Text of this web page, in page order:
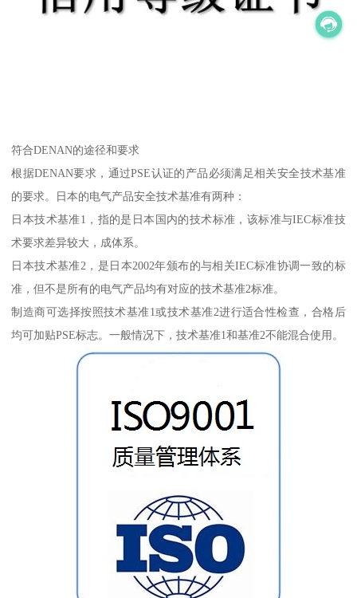
符合DENAN的途径和要求
根据DENAN要求，通过PSE认证的产品必须满足相关安全技术基准
的要求。日本的电气产品安全技术基准有两种：
日本技术基准1，指的是日本国内的技术标准，该标准与IEC标准技
术要求差异较大，成体系。
日本技术基准2，是日本2002年颁布的与相关IEC标准协调一致的标
准，但不是所有的电气产品均有对应的技术基准2标准。
制造商可选择按照技术基准1或技术基准2进行适合性检查，合格后
均可加贴PSE标志。一般情况下，技术基准1和基准2不能混合使用。